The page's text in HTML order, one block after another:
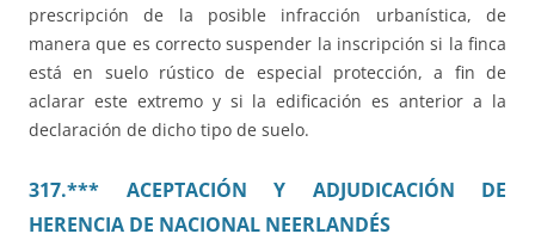
prescripción de la posible infracción urbanística, de
manera que es correcto suspender la inscripción si la finca
está en suelo rústico de especial protección, a fin de
aclarar este extremo y si la edificación es anterior a la
declaración de dicho tipo de suelo.
317.*** ACEPTACIÓN Y ADJUDICACIÓN DE
HERENCIA DE NACIONAL NEERLANDÉS